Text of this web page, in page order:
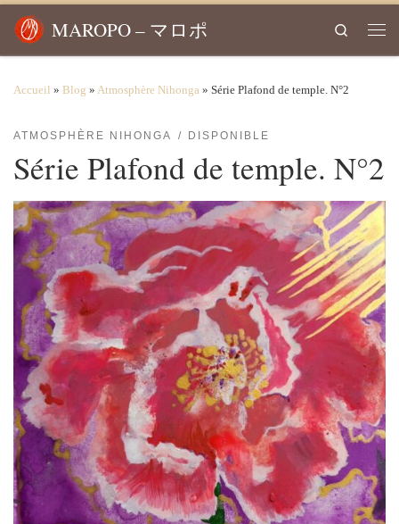
Passer au contenu
MAROPO – マロポ
Search
Accueil » Blog » Atmosphère Nihonga » Série Plafond de temple. N°2
ATMOSPHÈRE NIHONGA DISPONIBLE
Série Plafond de temple. N°2